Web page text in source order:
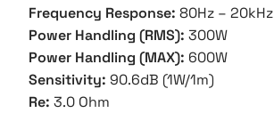
Frequency Response: 80Hz – 20kHz
Power Handling (RMS): 300W
Power Handling (MAX): 600W
Sensitivity: 90.6dB (1W/1m)
Re: 3.0 Ohm